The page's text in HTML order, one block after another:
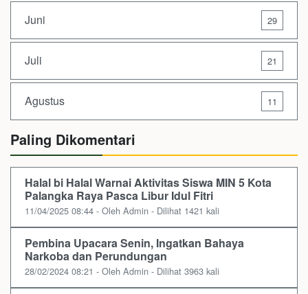
Juni 29
Juli 21
Agustus 11
Paling Dikomentari
Halal bi Halal Warnai Aktivitas Siswa MIN 5 Kota
Palangka Raya Pasca Libur Idul Fitri
11/04/2025 08:44 - Oleh Admin - Dilihat 1421 kali
Pembina Upacara Senin, Ingatkan Bahaya
Narkoba dan Perundungan
28/02/2024 08:21 - Oleh Admin - Dilihat 3963 kali